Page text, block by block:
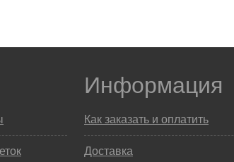
Информация
Как заказать и оплатить
Доставка